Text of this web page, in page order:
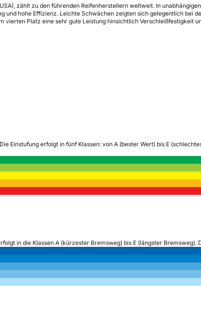
zählt zu den führenden Reifenherstellern weltweit. In
und hohe Effizienz. Leichte Schwächen zeigten sich gelegentlich bei
Platz eine sehr gute Leistung hinsichtlich Verschleißfestigkeit
Die Einstufung erfolgt in fünf Klassen: von A (bester Wert) bis E
in die Klassen A (kürzester Bremsweg) bis E (längster